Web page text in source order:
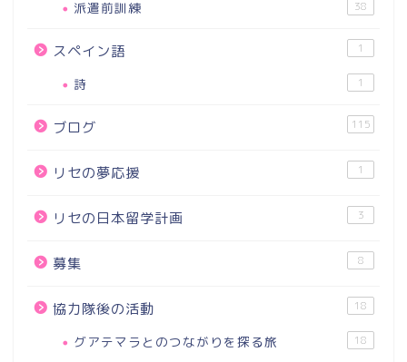
派遣前訓練 38
スペイン語 1
詩 1
ブログ 115
リセの夢応援 1
リセの日本留学計画 3
募集 8
協力隊後の活動 18
グアテマラとのつながりを探る旅 18